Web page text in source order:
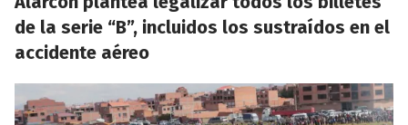
de la serie “B”, incluidos los sustraídos en el
accidente aéreo